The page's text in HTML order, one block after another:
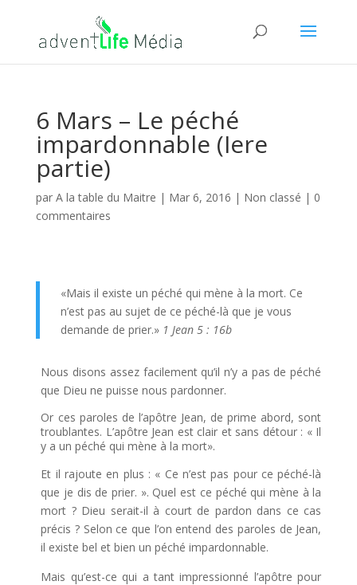
6 Mars – Le péché
impardonnable (Iere
partie)
par A la table du Maitre | Mar 6, 2016 | Non classé | 0
commentaires
«Mais il existe un péché qui mène à la mort. Ce
n’est pas au sujet de ce péché-là que je vous
demande de prier.» 1 Jean 5 : 16b
Nous disons assez facilement qu’il n’y a pas de péché
que Dieu ne puisse nous pardonner.
Or ces paroles de l’apôtre Jean, de prime abord, sont
troublantes. L’apôtre Jean est clair et sans détour : « Il
y a un péché qui mène à la mort».
Et il rajoute en plus : « Ce n’est pas pour ce péché-là
que je dis de prier. ». Quel est ce péché qui mène à la
mort ? Dieu serait-il à court de pardon dans ce cas
précis ? Selon ce que l’on entend des paroles de Jean,
il existe bel et bien un péché impardonnable.
Mais qu’est-ce qui a tant impressionné l’apôtre pour